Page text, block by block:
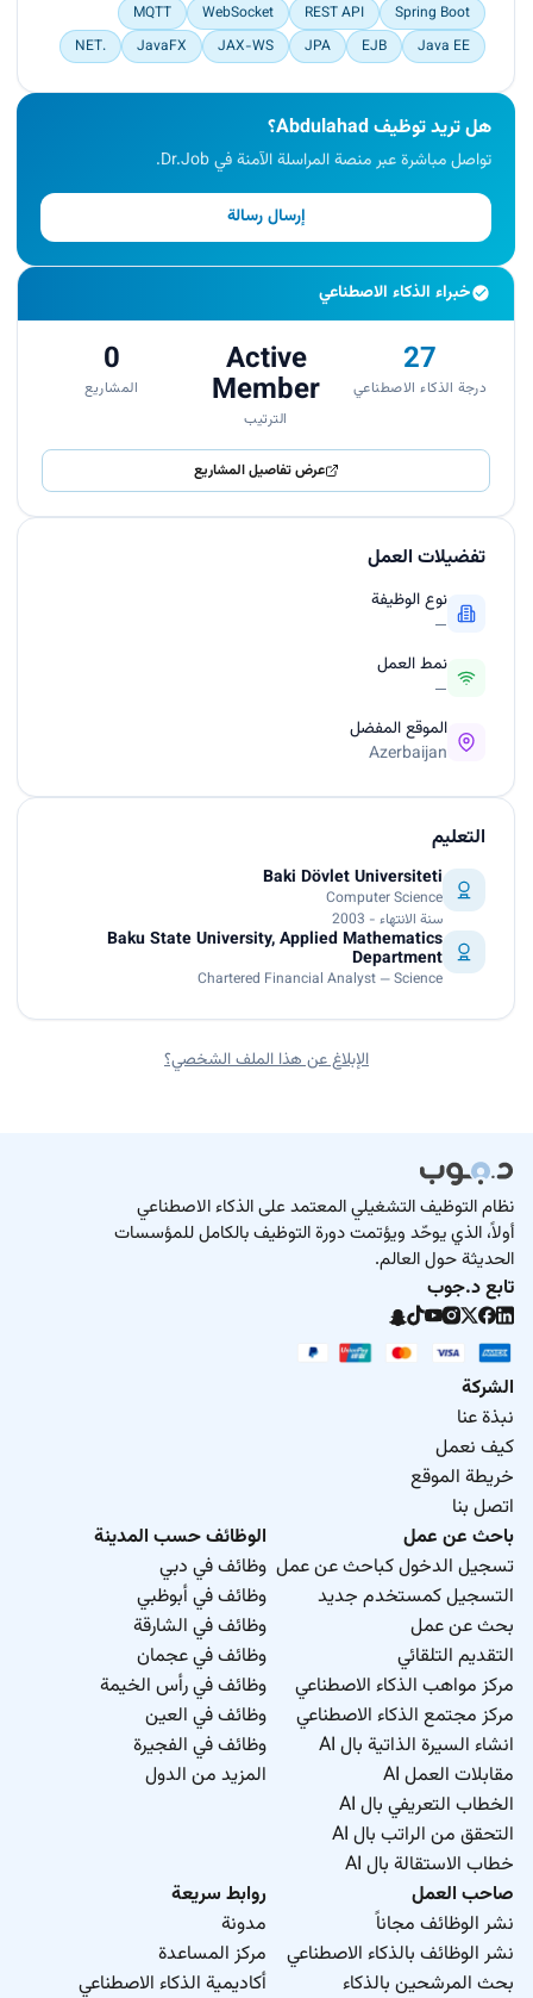
Spring Boot
REST API
WebSocket
MQTT
Java EE
EJB
JPA
JAX-WS
JavaFX
.NET
هل تريد توظيف Abdulahad؟
تواصل مباشرة عبر منصة المراسلة الآمنة في Dr.Job.
إرسال رسالة
خبراء الذكاء الاصطناعي
27
درجة الذكاء الاصطناعي
Active
Member
الترتيب
0
المشاريع
عرض تفاصيل المشاريع
تفضيلات العمل
نوع الوظيفة
—
نمط العمل
—
الموقع المفضل
Azerbaijan
التعليم
Baki Dövlet Universiteti
Computer Science
سنة الانتهاء - 2003
Baku State University, Applied Mathematics
Department
Chartered Financial Analyst — Science
الإبلاغ عن هذا الملف الشخصي؟
نظام التوظيف التشغيلي المعتمد على الذكاء الاصطناعي
أولاً، الذي يوحّد ويؤتمت دورة التوظيف بالكامل للمؤسسات
الحديثة حول العالم.
تابع د.جوب
الشركة
نبذة عنا
كيف نعمل
خريطة الموقع
اتصل بنا
باحث عن عمل
تسجيل الدخول كباحث عن عمل
التسجيل كمستخدم جديد
بحث عن عمل
التقديم التلقائي
مركز مواهب الذكاء الاصطناعي
مركز مجتمع الذكاء الاصطناعي
انشاء السيرة الذاتية بال AI
مقابلات العمل AI
الخطاب التعريفي بال AI
التحقق من الراتب بال AI
خطاب الاستقالة بال AI
الوظائف حسب المدينة
وظائف في دبي
وظائف في أبوظبي
وظائف في الشارقة
وظائف في عجمان
وظائف في رأس الخيمة
وظائف في العين
وظائف في الفجيرة
المزيد من الدول
صاحب العمل
نشر الوظائف مجاناً
نشر الوظائف بالذكاء الاصطناعي
بحث المرشحين بالذكاء
روابط سريعة
مدونة
مركز المساعدة
أكاديمية الذكاء الاصطناعي